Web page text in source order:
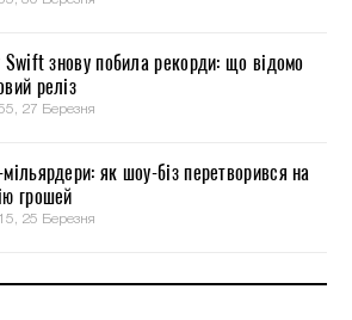
Swift знову побила рекорди: що відомо
реліз
27 Березня
мільярдери: як шоу-біз перетворився на
грошей
25 Березня